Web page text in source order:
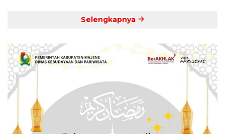
Selengkapnya